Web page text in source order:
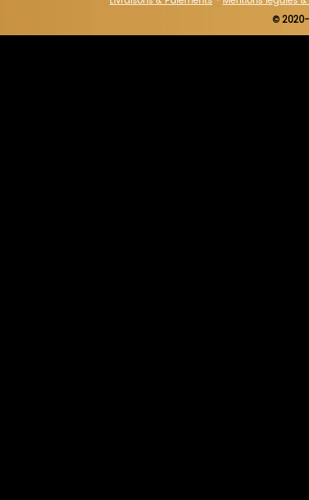
© 2020-